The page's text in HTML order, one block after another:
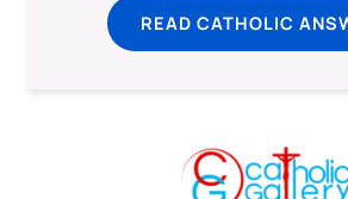
READ CATHOLIC